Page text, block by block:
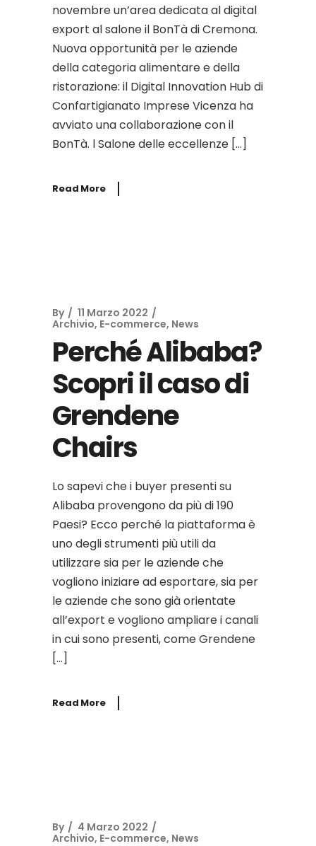
novembre un’area dedicata al digital
export al salone il BonTà di Cremona.
Nuova opportunità per le aziende
della categoria alimentare e della
ristorazione: il Digital Innovation Hub di
Confartigianato Imprese Vicenza ha
avviato una collaborazione con il
BonTà. l Salone delle eccellenze […]
Read More
By
11 Marzo 2022
Archivio, E-commerce, News
Perché Alibaba?
Scopri il caso di
Grendene
Chairs
Lo sapevi che i buyer presenti su
Alibaba provengono da più di 190
Paesi? Ecco perché la piattaforma è
uno degli strumenti più utili da
utilizzare sia per le aziende che
vogliono iniziare ad esportare, sia per
le aziende che sono già orientate
all’export e vogliono ampliare i canali
in cui sono presenti, come Grendene
[…]
Read More
By
4 Marzo 2022
Archivio, E-commerce, News